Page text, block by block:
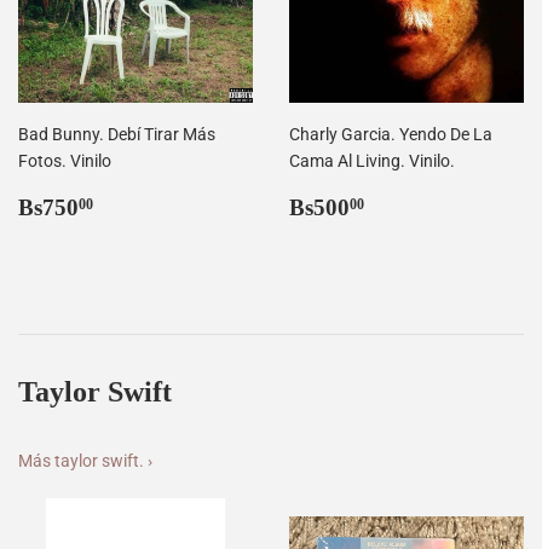
Bad Bunny. Debí Tirar Más
Fotos. Vinilo
Precio
Bs75000
Charly Garcia. Yendo De La
Cama Al Living. Vinilo.
Precio
Bs50000
Taylor Swift
Más taylor swift. ›